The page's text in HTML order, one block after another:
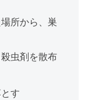
所から、巣
虫剤を散布
す